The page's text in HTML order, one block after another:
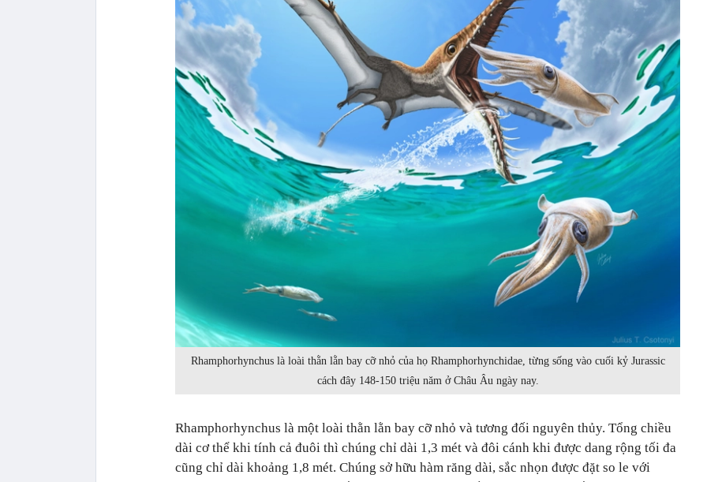
Rhamphorhynchus là loài thằn lằn bay cỡ nhỏ của họ Rhamphorhynchidae, từng sống vào cuối kỷ Jurassic
cách đây 148-150 triệu năm ở Châu Âu ngày nay.
Rhamphorhynchus là một loài thằn lằn bay cỡ nhỏ và tương đối nguyên thủy. Tổng chiều
dài cơ thể khi tính cả đuôi thì chúng chỉ dài 1,3 mét và đôi cánh khi được dang rộng tối đa
cũng chỉ dài khoảng 1,8 mét. Chúng sở hữu hàm răng dài, sắc nhọn được đặt so le với